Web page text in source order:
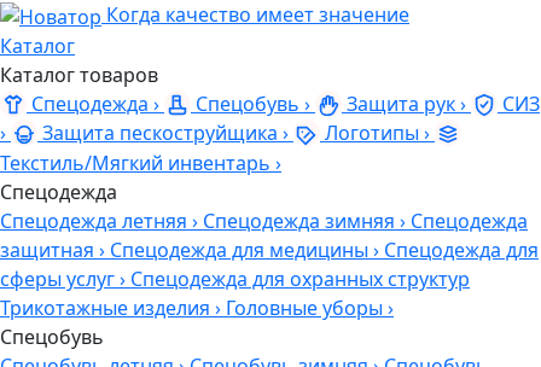
Когда качество имеет значение
Каталог
Каталог товаров
Спецодежда › Спецобувь › Защита рук›
СИЗ
›
Защита пескоструйщика › Логотипы ›
Текстиль/Мягкий инвентарь ›
Спецодежда
Спецодежда летняя › Спецодежда зимняя › Спецодежда
защитная › Спецодежда для медицины › Спецодежда для
сферы услуг› Спецодежда для охранных структур
Трикотажные изделия › Головные уборы ›
Спецобувь